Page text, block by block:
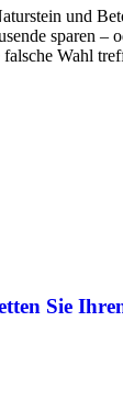
und
sparen –
Wahl
Sie